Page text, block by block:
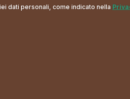
dati personali, come indicato nella